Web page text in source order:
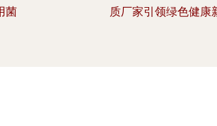
菌
质厂家引领绿色健康